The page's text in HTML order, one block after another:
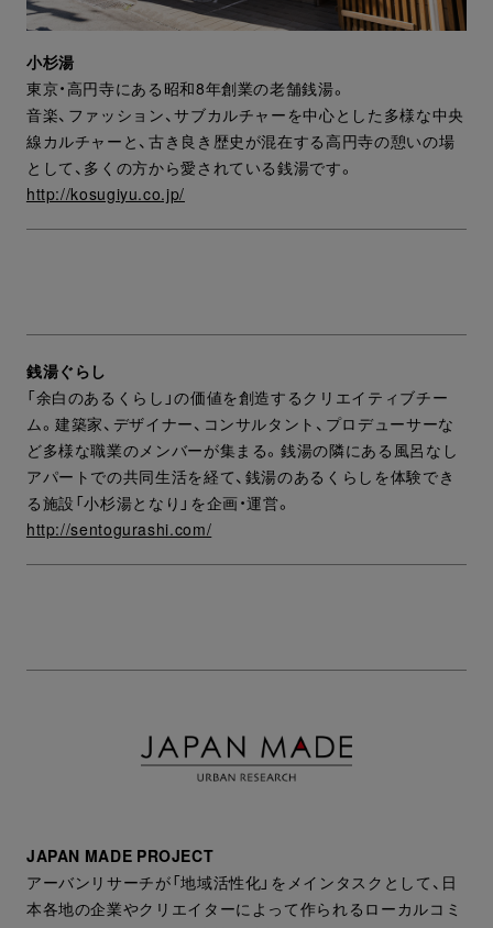
小杉湯
東京・高円寺にある昭和8年創業の老舗銭湯。
音楽、ファッション、サブカルチャーを中心とした多様な中央
線カルチャーと、古き良き歴史が混在する高円寺の憩いの場
として、多くの方から愛されている銭湯です。
http://kosugiyu.co.jp/
銭湯ぐらし
「余白のあるくらし」の価値を創造するクリエイティブチー
ム。建築家、デザイナー、コンサルタント、プロデューサーな
ど多様な職業のメンバーが集まる。銭湯の隣にある風呂なし
アパートでの共同生活を経て、銭湯のあるくらしを体験でき
る施設「小杉湯となり」を企画・運営。
http://sentogurashi.com/
JAPAN MADE PROJECT
アーバンリサーチが「地域活性化」をメインタスクとして、日
本各地の企業やクリエイターによって作られるローカルコミ